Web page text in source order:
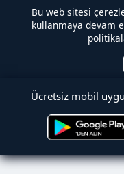
Bu web sitesi
kullanmaya devam
Ücretsiz mobil